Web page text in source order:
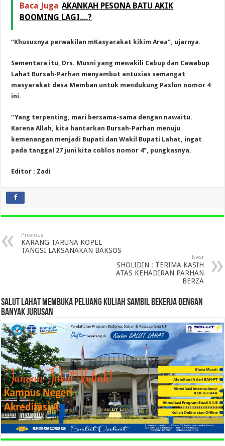
Baca Juga AKANKAH PESONA BATU AKIK
BOOMING LAGI....?
“Khususnya perwakilan mKasyarakat kikim Area”, ujarnya.
Sementara itu, Drs. Musni yang mewakili Cabup dan Cawabup
Lahat Bursah-Parhan menyambut antusias semangat
masyarakat desa Memban untuk mendukung Paslon nomor 4
ini.
“Yang terpenting, mari bersama-sama dengan nawaitu.
Karena Allah, kita hantarkan Bursah-Parhan menuju
kemenangan menjadi Bupati dan Wakil Bupati Lahat, ingat
pada tanggal 27 juni kita coblos nomor 4”, pungkasnya.
Editor : Zadi
Previous
KARANG TARUNA KOPEL
TANGSI LAKSANAKAN BAKSOS
Next
SHOLIDIN : TERIMA KASIH
ATAS KEHADIRAN PARHAN
BERZA
SALUT LAHAT MEMBUKA PELUANG KULIAH SAMBIL BEKERJA DENGAN
BANYAK JURUSAN